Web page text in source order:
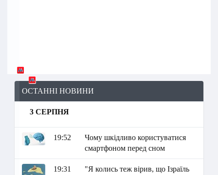
ОСТАННІ НОВИНИ
3 СЕРПНЯ
19:52
Чому шкідливо користуватися
смартфоном перед сном
19:31
"Я колись теж вірив, що Ізраїль